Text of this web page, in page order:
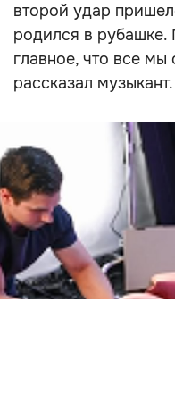
второй удар
родился в
главное, что все
рассказал музыкант.